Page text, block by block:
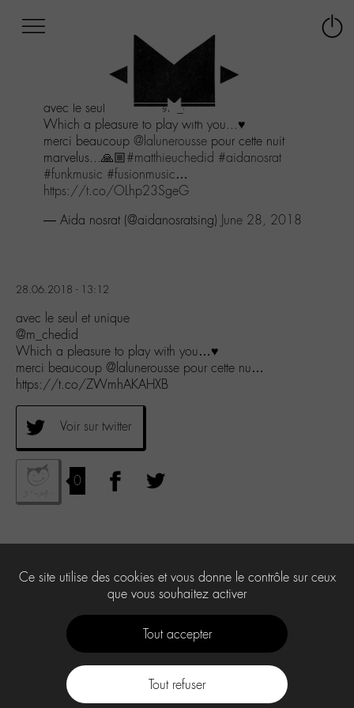
au
menu
Aller
contenu
Aller
avec le seul et unique@m_chedid
Which a pleasure to play with you...♥️
merci beaucoup @lalunerousse pour cette nuit
marvelus...🙏🏼#matthieuchedid #aidanosrat
#funkmusic #fusionmusic…
https://t.co/OLhp23SgeG
— Aida nosrat (@aidanosratsing) June 28, 2018
28.06.2018 - 13:12
avec le seul et unique
@m_chedid
Which a pleasure to play with you…♥️
merci beaucoup @lalunerousse pour cette nu…
https://t.co/ZWmhAKAHXB
Voir sur twitter
0
Ce site utilise des cookies et vous donne le contrôle sur ceux
que vous souhaitez activer
Tout accepter
Tout refuser